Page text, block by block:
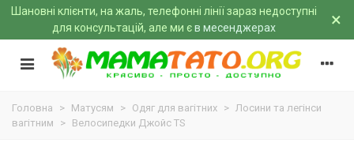
Шановні клієнти, на жаль, телефонні лінії зараз недоступні
для консультацій, але ми єв месенджерах ×
Головна > Матусям > Одяг для вагітних > Лосини та легінси
вагітним
> Велосипедки Джойс TS